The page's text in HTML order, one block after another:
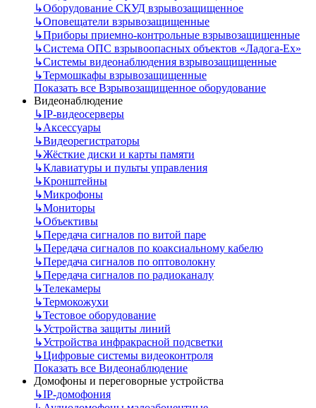
↳Оборудование СКУД взрывозащищенное
↳Оповещатели взрывозащищенные
↳Приборы приемно-контрольные взрывозащищенные
↳Система ОПС взрывоопасных объектов «Ладога-Ex»
↳Системы видеонаблюдения взрывозащищенные
↳Термошкафы взрывозащищенные
Показать все Взрывозащищенное оборудование
Видеонаблюдение
↳IP-видеосерверы
↳Аксессуары
↳Видеорегистраторы
↳Жёсткие диски и карты памяти
↳Клавиатуры и пульты управления
↳Кронштейны
↳Микрофоны
↳Мониторы
↳Объективы
↳Передача сигналов по витой паре
↳Передача сигналов по коаксиальному кабелю
↳Передача сигналов по оптоволокну
↳Передача сигналов по радиоканалу
↳Телекамеры
↳Термокожухи
↳Тестовое оборудование
↳Устройства защиты линий
↳Устройства инфракрасной подсветки
↳Цифровые системы видеоконтроля
Показать все Видеонаблюдение
Домофоны и переговорные устройства
↳IP-домофония